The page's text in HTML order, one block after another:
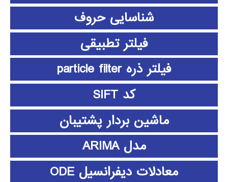
شناسایی حروف
فیلتر تطبیقی
فیلتر ذره particle filter
کد SIFT
ماشین بردار پشتیبان
مدل ARIMA
معادلات دیفرانسیل ODE